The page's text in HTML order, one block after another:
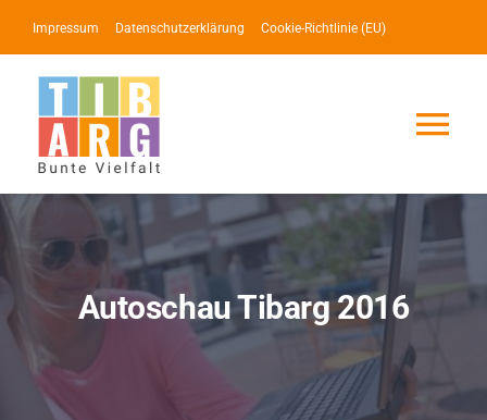
Inhalt
springen
Impressum Datenschutzerklärung Cookie-Richtlinie (EU)
Lotse
Service
Autoschau Tibarg 2016